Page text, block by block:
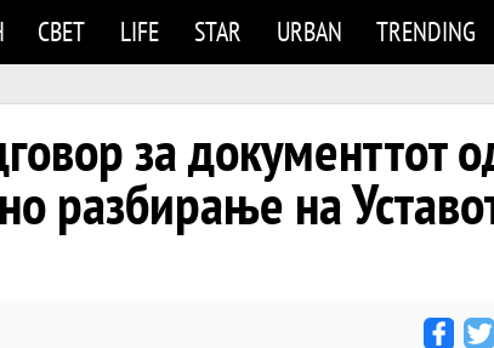
СВЕТ LIFE STAR URBAN TRENDING
за документтот
разбирање на